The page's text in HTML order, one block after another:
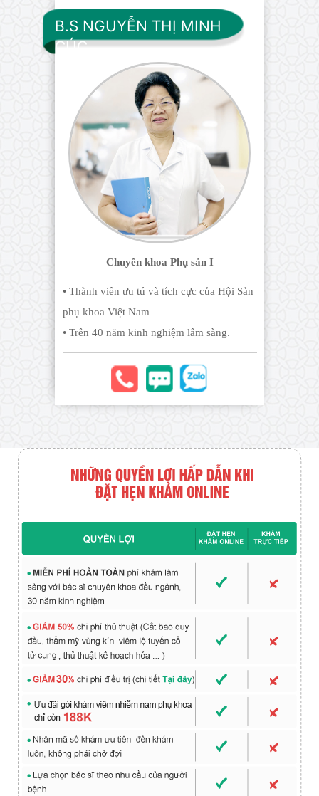
B.S NGUYỄN THỊ MINH
CÚC
Chuyên khoa Phụ sản I
• Thành viên ưu tú và tích cực của Hội Sản
phụ khoa Việt Nam
• Trên 40 năm kinh nghiệm lâm sàng.